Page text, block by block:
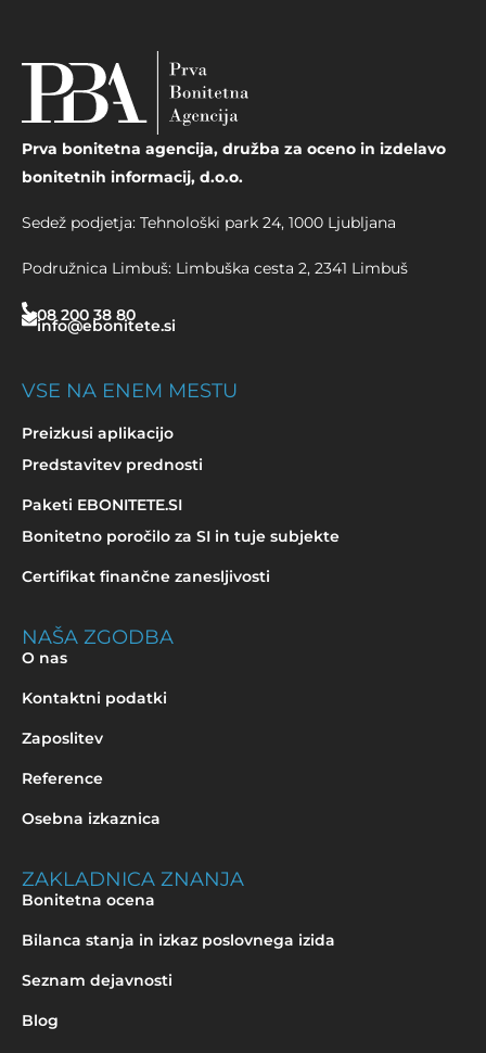
Prva bonitetna agencija, družba za oceno in izdelavo
bonitetnih informacij, d.o.o.
Sedež podjetja: Tehnološki park 24, 1000 Ljubljana
Podružnica Limbuš: Limbuška cesta 2, 2341 Limbuš
08 200 38 80
info@ebonitete.si
VSE NA ENEM MESTU
Preizkusi aplikacijo
Predstavitev prednosti
Paketi EBONITETE.SI
Bonitetno poročilo za SI in tuje subjekte
Certifikat finančne zanesljivosti
NAŠA ZGODBA
O nas
Kontaktni podatki
Zaposlitev
Reference
Osebna izkaznica
ZAKLADNICA ZNANJA
Bonitetna ocena
Bilanca stanja in izkaz poslovnega izida
Seznam dejavnosti
Blog